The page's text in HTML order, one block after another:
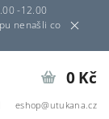
-12.00
nenašli co
eshop@utukana.cz
0 Kč